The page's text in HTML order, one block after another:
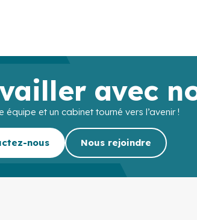
avec
équipe et un cabinet tourné vers l’avenir !
nous Nous rejoindre